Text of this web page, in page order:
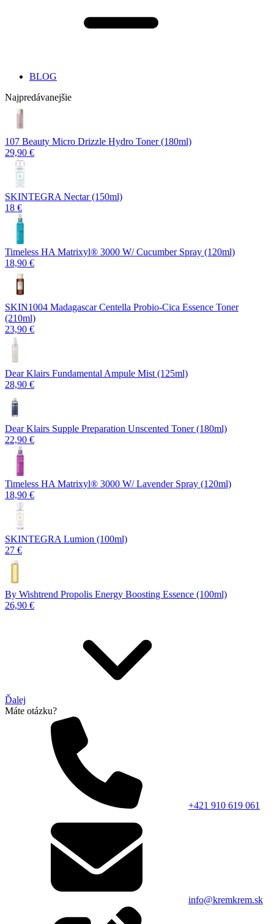
BLOG
Najpredávanejšie
107 Beauty Micro Drizzle Hydro Toner (180ml)
29,90 €
SKINTEGRA Nectar (150ml)
18 €
Timeless HA Matrixyl®️ 3000 W/ Cucumber Spray (120ml)
18,90 €
SKIN1004 Madagascar Centella Probio-Cica Essence Toner
(210ml)
23,90 €
Dear Klairs Fundamental Ampule Mist (125ml)
28,90 €
Dear Klairs Supple Preparation Unscented Toner (180ml)
22,90 €
Timeless HA Matrixyl®️ 3000 W/ Lavender Spray (120ml)
18,90 €
SKINTEGRA Lumion (100ml)
27 €
By Wishtrend Propolis Energy Boosting Essence (100ml)
26,90 €
Ďalej
Máte otázku?
+421 910 619 061
info@kremkrem.sk